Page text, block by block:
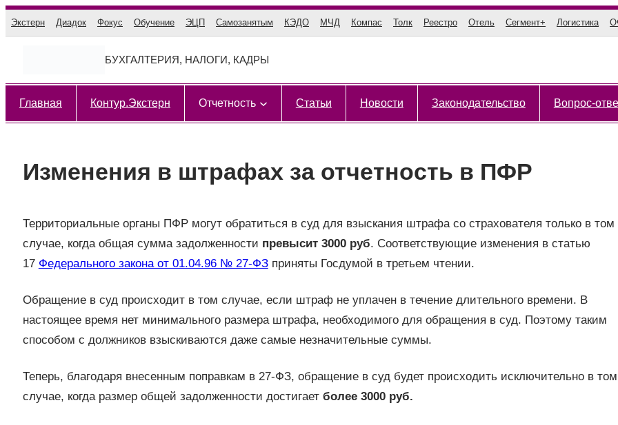
к
Экстерн Диадок Фокус Обучение ЭЦП Самозанятым КЭДО МЧД Компас Толк Реестро Отель Сегмент+ Логистика
БУХГАЛТЕРИЯ, НАЛОГИ, КАДРЫ
Главная Контур.Экстерн Отчетность Статьи Новости Законодательство Вопрос-
Изменения в штрафах за отчетность в ПФР
Территориальные органы ПФР могут обратиться в суд для взыскания штрафа со страхователя только в том
случае, когда общая сумма задолженности превысит 3000 руб. Соответствующие изменения в статью
17 Федерального закона от 01.04.96 № 27-ФЗприняты Госдумой в третьем чтении.
Обращение в суд происходит в том случае, если штраф не уплачен в течение длительного времени. В
настоящее время нет минимального размера штрафа, необходимого для обращения в суд. Поэтому таким
способом с должников взыскиваются даже самые незначительные суммы.
Теперь, благодаря внесенным поправкам в 27-ФЗ, обращение в суд будет происходить исключительно в том
случае, когда размер общей задолженности достигает более 3000 руб.